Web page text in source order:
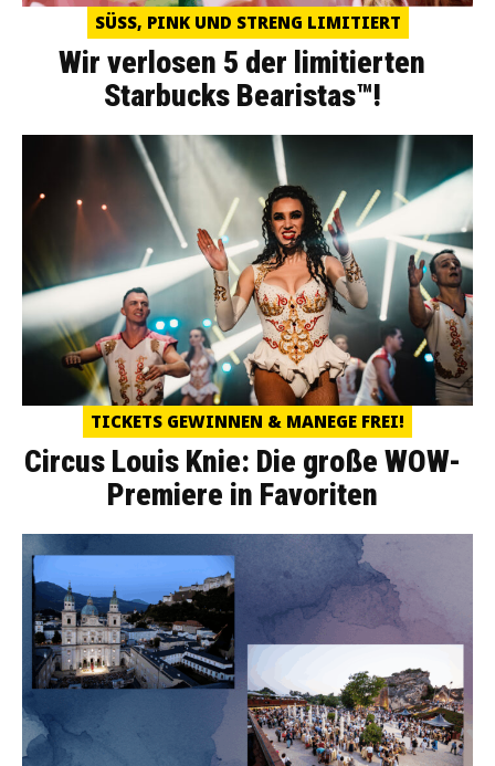
SÜSS, PINK UND STRENG LIMITIERT
Wir verlosen 5 der limitierten
Starbucks Bearistas™!
TICKETS GEWINNEN & MANEGE FREI!
Circus Louis Knie: Die große WOW-
Premiere in Favoriten